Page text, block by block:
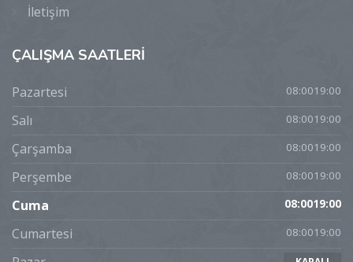
İletişim
ÇALIŞMA SAATLERİ
Pazartesi 08:0019:00
Salı 08:0019:00
Çarşamba 08:0019:00
Perşembe 08:0019:00
Cuma 08:0019:00
Cumartesi 08:0019:00